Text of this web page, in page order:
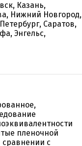
Казань,
Нижний Новгород,
Саратов,
Энгельс,
пленочной
сравнении с